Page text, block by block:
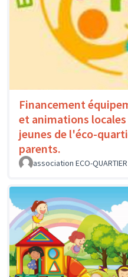
Financement
et animations locales
jeunes de l'éco-
parents.
association ECO-QUARTIER